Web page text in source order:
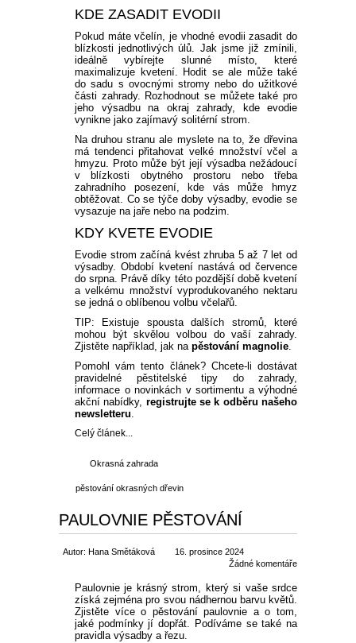
KDE ZASADIT EVODII
Pokud máte včelín, je vhodné evodii zasadit do
blízkosti jednotlivých úlů. Jak jsme již zmínili,
ideálně vybírejte slunné místo, které
maximalizuje kvetení. Hodit se ale může také
do sadu s ovocnými stromy nebo do užitkové
části zahrady. Rozhodnout se můžete také pro
jeho výsadbu na okraj zahrady, kde evodie
vynikne jako zajímavý solitérní strom.
Na druhou stranu ale myslete na to, že dřevina
má tendenci přitahovat velké množství včel a
hmyzu. Proto může být její výsadba nežádoucí
v blízkosti obytného prostoru nebo třeba
zahradního posezení, kde vás může hmyz
obtěžovat. Co se týče doby výsadby, evodie se
vysazuje na jaře nebo na podzim.
KDY KVETE EVODIE
Evodie strom začíná kvést zhruba 5 až 7 let od
výsadby. Období kvetení nastává od července
do srpna. Právě díky této pozdější době kvetení
a velkému množství vyprodukovaného nektaru
se jedná o oblíbenou volbu včelařů.
TIP: Existuje spousta dalších stromů, které
mohou být skvělou volbou do vaší zahrady.
Zjistěte například, jak na pěstování magnolie.
Pomohl vám tento článek? Chcete-li dostávat
pravidelné pěstitelské tipy do zahrady,
informace o novinkách v sortimentu a výhodné
akční nabídky, registrujte se k odběru našeho
newsletteru.
Celý článek...
Okrasná zahrada
pěstování okrasných dřevin
PAULOVNIE PĚSTOVÁNÍ
Autor: Hana Smětáková
16. prosince 2024
Žádné komentáře
Paulovnie je krásný strom, který si vaše srdce
získá zejména pro svou nádhernou barvu květů.
Zjistěte více o pěstování paulovnie a o tom,
jaké podmínky jí dopřát. Podíváme se také na
pravidla výsadby a řezu.